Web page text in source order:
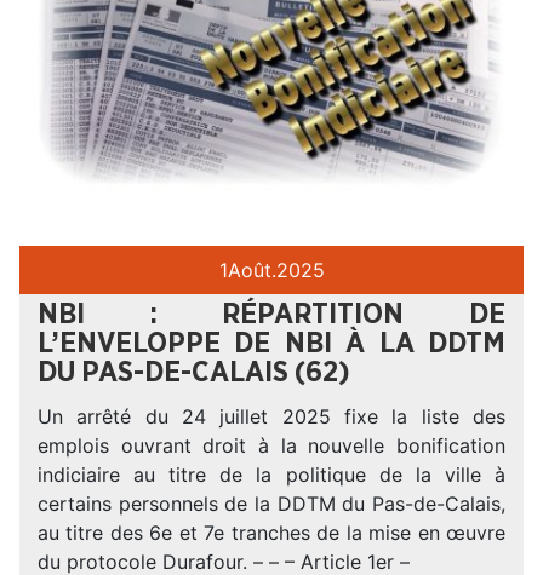
1Août.2025
NBI : RÉPARTITION DE
L’ENVELOPPE DE NBI À LA DDTM
DU PAS-DE-CALAIS (62)
Un arrêté du 24 juillet 2025 fixe la liste des
emplois ouvrant droit à la nouvelle bonification
indiciaire au titre de la politique de la ville à
certains personnels de la DDTM du Pas-de-Calais,
au titre des 6e et 7e tranches de la mise en œuvre
du protocole Durafour. – – – Article 1er –